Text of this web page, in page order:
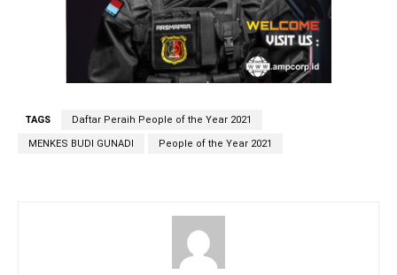
TAGS Daftar Peraih People of the Year 2021
MENKES BUDI GUNADI People of the Year 2021